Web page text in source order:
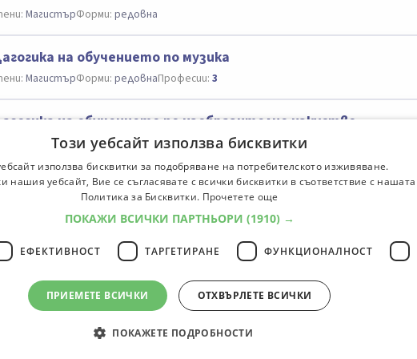
МагистърФорми: редовна
на обучението по музика
МагистърФорми: редовнаПрофесии: 3
на обучението по изобразително изкуство
Бакалавър, МагистърФорми:редовна, задочнаПрофесии:
и виртуална реалност
1 2
Този уебсайт използва бисквитки
използва бисквитки за подобряване на потребителското изживяване.
нашия уебсайт, Вие се съгласявате с всички бисквитки в съответствие с нашата
Политика за Бисквитки. Прочетете още
ПОКАЖИ ВСИЧКИ ПАРТНЬОРИ (1910) →
ЕФЕКТИВНОСТ ТАРГЕТИРАНЕ ФУНКЦИОНАЛНОСТ
ПРИЕМЕТЕ ВСИЧКИ ОТХВЪРЛЕТЕ ВСИЧКИ
ПОКАЖЕТЕ ПОДРОБНОСТИ